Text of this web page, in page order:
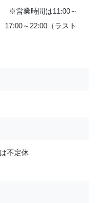
※営業時間は11:00～
17:00～22:00（ラスト
不定休